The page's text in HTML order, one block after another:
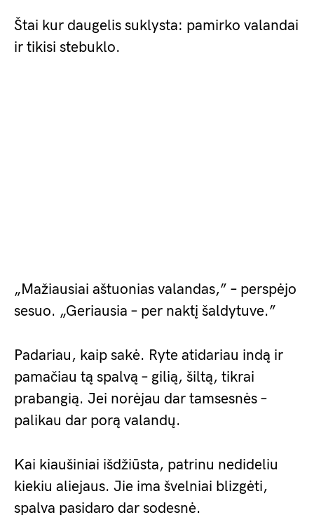
Štai kur daugelis suklysta: pamirko valandai
ir tikisi stebuklo.
„Mažiausiai aštuonias valandas,” – perspėjo
sesuo. „Geriausia – per naktį šaldytuve.”
Padariau, kaip sakė. Ryte atidariau indą ir
pamačiau tą spalvą – gilią, šiltą, tikrai
prabangią. Jei norėjau dar tamsesnės –
palikau dar porą valandų.
Kai kiaušiniai išdžiūsta, patrinu nedideliu
kiekiu aliejaus. Jie ima švelniai blizgėti,
spalva pasidaro dar sodesnė.